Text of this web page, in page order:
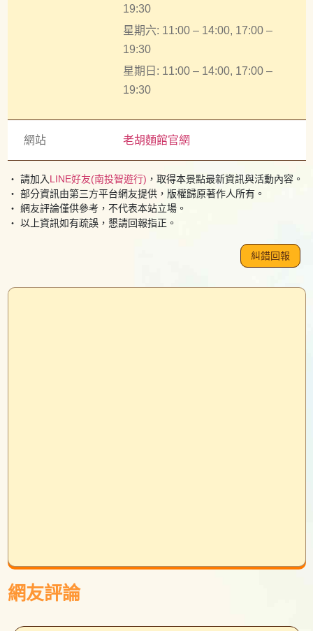
19:30
星期六: 11:00 – 14:00, 17:00 –
19:30
星期日: 11:00 – 14:00, 17:00 –
19:30
網站 老胡麵館官網
・ 請加入LINE好友(南投智遊行) ，取得本景點最新資訊與活動內容。
・ 部分資訊由第三方平台網友提供，版權歸原著作人所有。
・ 網友評論僅供參考，不代表本站立場。
・ 以上資訊如有疏誤，懇請回報指正。
糾錯回報
網友評論